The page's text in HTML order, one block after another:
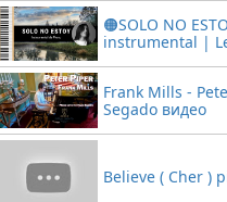
🟠SOLO NO
instrumental |
Frank Mills -
Segado видео
Believe ( Cher )